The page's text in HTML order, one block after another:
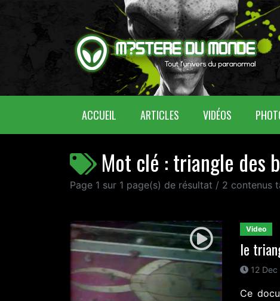
ACCUEIL (CURRENT)ARTICLES VIDÉOS
Mot clé : triangle des
Page 1 sur 1 page(s) de résultat / 2 contenus
Video
le
12 Dec
Ce